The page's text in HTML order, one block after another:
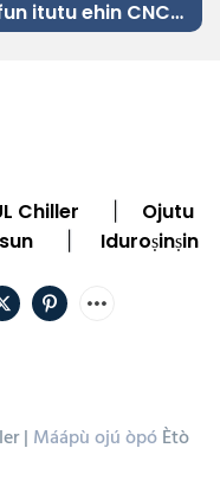
itutu ehin CNC
engraving ẹrọ
Chiller
Ojutu
Iduroṣinṣin
| Máápù ojú òpóÈtò